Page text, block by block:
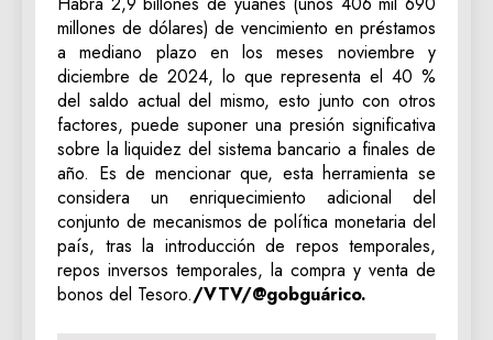
millones de dólares) de vencimiento en préstamos
a mediano plazo en los meses noviembre y
diciembre de 2024, lo que representa el 40 %
del saldo actual del mismo, esto junto con otros
factores, puede suponer una presión significativa
sobre la liquidez del sistema bancario a finales de
año. Es de mencionar que, esta herramienta se
considera un enriquecimiento adicional del
conjunto de mecanismos de política monetaria del
país, tras la introducción de repos temporales,
repos inversos temporales, la compra y venta de
bonos del Tesoro./VTV/@gobguárico.